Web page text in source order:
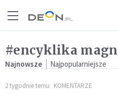
#encyklika
Najnowsze Najpopularniejsze
2 tygodnie temu KOMENTARZE